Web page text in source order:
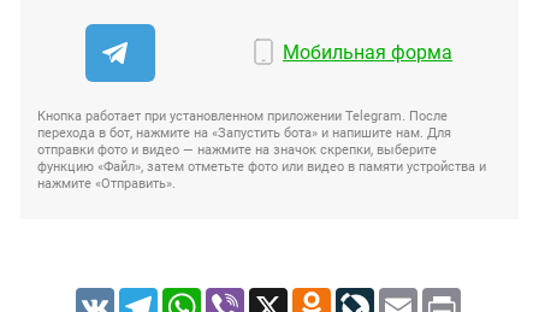
Мобильная форма
Кнопка работает при установленном приложении Telegram. После
перехода в бот, нажмите на «Запустить бота» и напишите нам. Для
отправки фото и видео — нажмите на значок скрепки, выберите
функцию «Файл», затем отметьте фото или видео в памяти устройства и
нажмите «Отправить».
VK TelegramWhatsApp
Viber X Odnoklassniki
LiveJournal
Email Print